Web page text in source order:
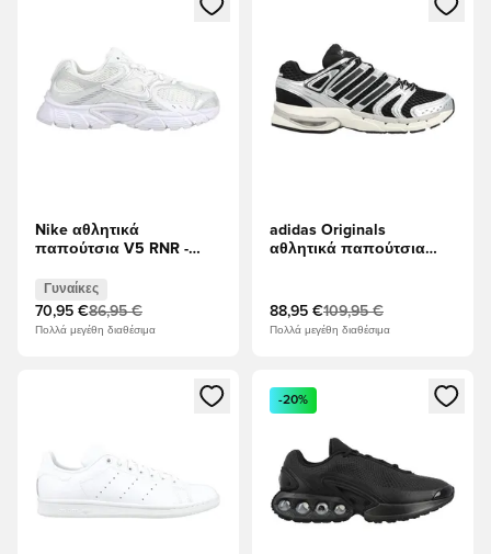
Nike αθλητικά
παπούτσια V5 RNR -
ασήμι Γυναίκες
Γυναίκες
70,95 €86,95 €
Πολλά μεγέθη διαθέσιμα
adidas Originals
αθλητικά παπούτσια
Μεταλλικό/Γκρι Ένα
88,95 €109,95 €
Πολλά μεγέθη διαθέσιμα
Ανοίγει ένα Modal για να συνδεθείτε ή να εγγραφείτε ως
Ανοίγει ένα Modal για να
-20%